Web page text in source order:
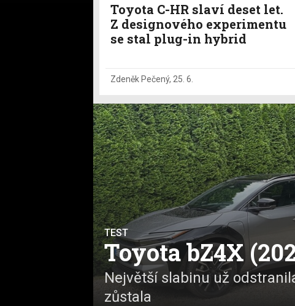
Toyota C-HR slaví deset let.
Z designového experimentu
se stal plug-in hybrid
Zdeněk Pečený, 25. 6.
TEST
Toyota bZ4X
Největší slabinu už
zůstala